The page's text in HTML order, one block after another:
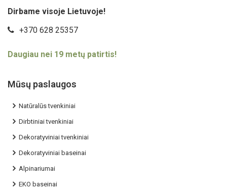
Dirbame visoje Lietuvoje!
+370 628 25357
Daugiau nei 19 metų patirtis!
Mūsų paslaugos
Natūralūs tvenkiniai
Dirbtiniai tvenkiniai
Dekoratyviniai tvenkiniai
Dekoratyviniai baseinai
Alpinariumai
EKO baseinai